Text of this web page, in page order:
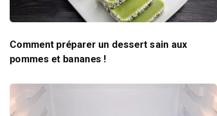
Comment préparer un dessert sain aux
pommes et bananes !